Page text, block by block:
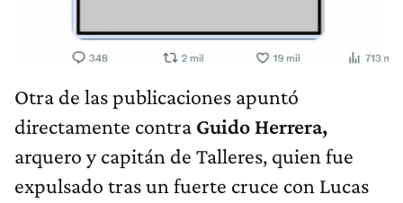
Otra de las publicaciones apuntó
directamente contra Guido Herrera,
arquero y capitán de Talleres, quien fue
expulsado tras un fuerte cruce con Lucas